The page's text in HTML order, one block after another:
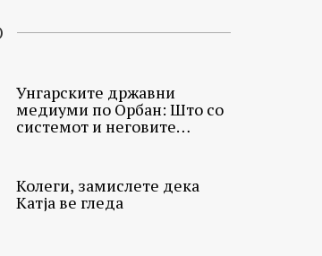
Унгарските државни
медиуми по Орбан: Што со
системот и неговите
Колеги, замислете дека
Катја ве гледа